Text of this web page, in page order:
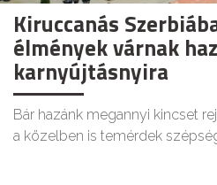
Kiruccanás
élmények várnak
karnyújtásnyira
Bár hazánk megannyi kincset
a közelben is temérdek